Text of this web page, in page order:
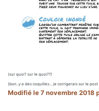
(sur quoi? sur le quoi??)
(bon..y a des coquilles... je corrigerais sur le post
Modifiéle 7 novembre 2018